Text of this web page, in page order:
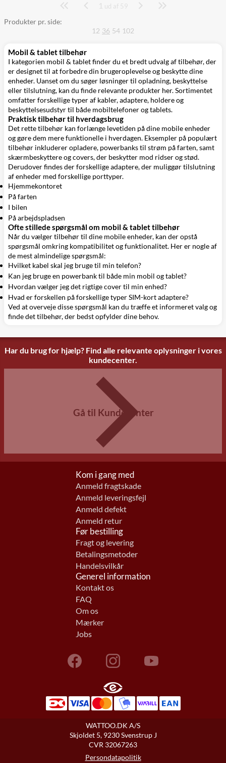
Side
1 ud af 59
Produkter pr. side:
12 36 54 102
Mobil & tablet tilbehør
I kategorien mobil & tablet finder du et bredt udvalg af tilbehør, der
er designet til at forbedre din brugeroplevelse og beskytte dine
enheder. Uanset om du søger løsninger til opladning, beskyttelse
eller tilslutning, kan du finde relevante produkter her. Sortimentet
omfatter forskellige typer af kabler, adaptere, holdere og
beskyttelsesudstyr til både mobiltelefoner og tablets.
Praktisk tilbehør til hverdagsbrug
Det rette tilbehør kan forlænge levetiden på dine mobile enheder
og gøre dem mere funktionelle i hverdagen. Eksempler på populært
tilbehør inkluderer opladere, powerbanks til strøm på farten, samt
skærmbeskyttere og covers, der beskytter mod ridser og stød.
Derudover findes der forskellige adaptere, der muliggør tilslutning
af enheder med forskellige porttyper.
Hjemmekontoret
På farten
I bilen
På arbejdspladsen
Ofte stillede spørgsmål om mobil & tablet tilbehør
Når du vælger tilbehør til dine mobile enheder, kan der opstå
spørgsmål omkring kompatibilitet og funktionalitet. Her er nogle af
de mest almindelige spørgsmål:
Hvilket kabel skal jeg bruge til min telefon?
Kan jeg bruge en powerbank til både min mobil og tablet?
Hvordan vælger jeg det rigtige cover til min enhed?
Hvad er forskellen på forskellige typer SIM-kort adaptere?
Ved at overveje disse spørgsmål kan du træffe et informeret valg og
finde det tilbehør, der bedst opfylder dine behov.
Har du brug for hjælp? Find alle relevante oplysninger i vores
kundecenter.
Gå til Kundecenter
Kom i gang med
Anmeld fragtskade
Anmeld leveringsfejl
Anmeld defekt
Anmeld retur
Før bestilling
Fragt og levering
Betalingsmetoder
Handelsvilkår
Generel information
Kontakt os
FAQ
Om os
Mærker
Jobs
WATTOO.DK A/S
Skjoldet 5, 9230 Svenstrup J
CVR 32067263
Persondatapolitik